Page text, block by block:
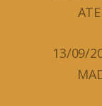
13/09/